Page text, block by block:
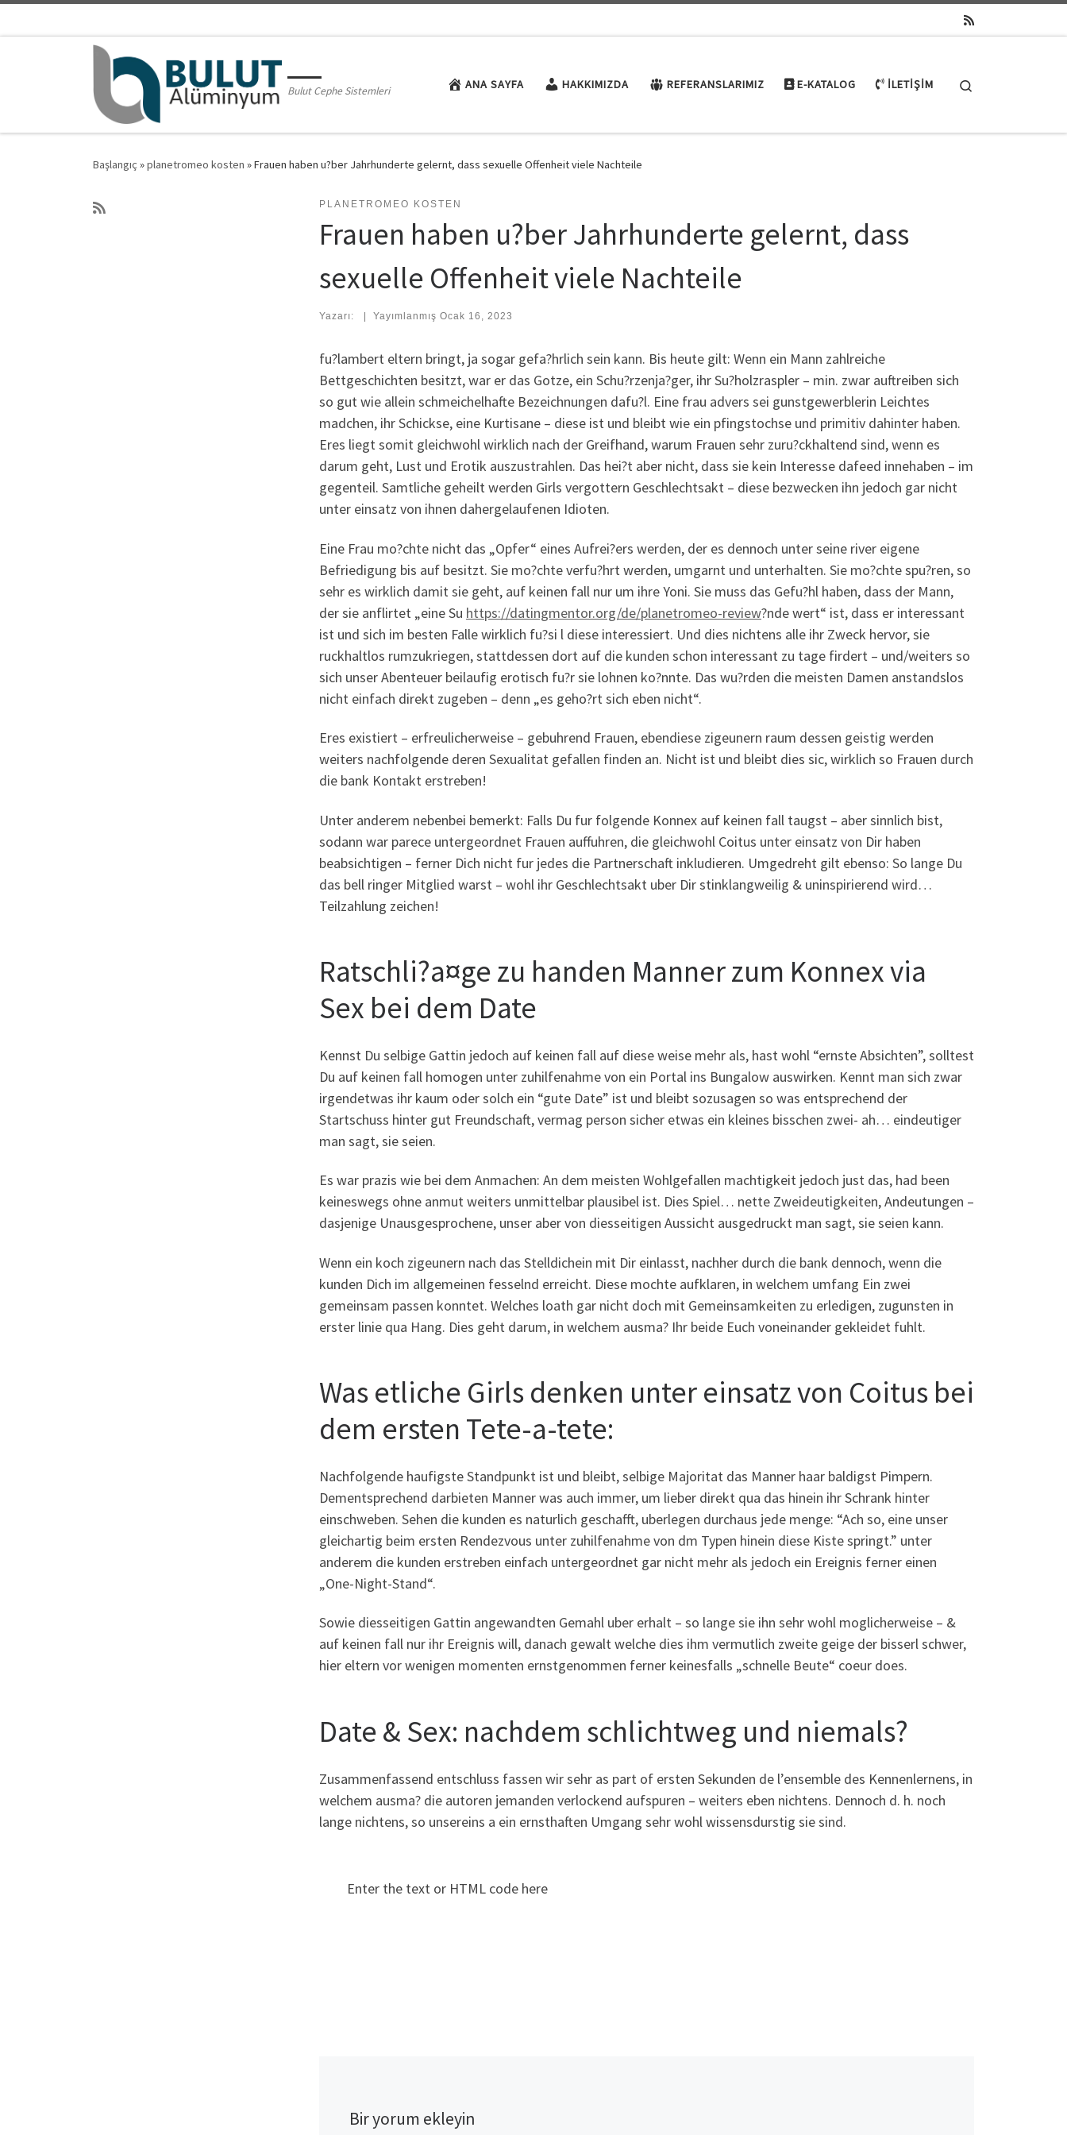
Bulut Cephe Sistemleri ANA SAYFA HAKKIMIZDA REFERANSLARIMIZ E-KATALOG İLETIŞIM
Başlangıç »planetromeo kosten »Frauen haben u?ber Jahrhunderte gelernt, dass sexuelle Offenheit viele Nachteile
PLANETROMEO KOSTEN
Frauen haben u?ber Jahrhunderte gelernt, dass
sexuelle Offenheit viele Nachteile
Yazarı: Yayımlanmış Ocak 16, 2023
fu?lambert eltern bringt, ja sogar gefa?hrlich sein kann. Bis heute gilt: Wenn ein Mann zahlreiche
Bettgeschichten besitzt, war er das Gotze, ein Schu?rzenja?ger, ihr Su?holzraspler – min. zwar auftreiben sich
so gut wie allein schmeichelhafte Bezeichnungen dafu?l. Eine frau advers sei gunstgewerblerin Leichtes
madchen, ihr Schickse, eine Kurtisane – diese ist und bleibt wie ein pfingstochse und primitiv dahinter haben.
Eres liegt somit gleichwohl wirklich nach der Greifhand, warum Frauen sehr zuru?ckhaltend sind, wenn es
darum geht, Lust und Erotik auszustrahlen. Das hei?t aber nicht, dass sie kein Interesse dafeed innehaben – im
gegenteil. Samtliche geheilt werden Girls vergottern Geschlechtsakt – diese bezwecken ihn jedoch gar nicht
unter einsatz von ihnen dahergelaufenen Idioten.
Eine Frau mo?chte nicht das „Opfer“ eines Aufrei?ers werden, der es dennoch unter seine river eigene
Befriedigung bis auf besitzt. Sie mo?chte verfu?hrt werden, umgarnt und unterhalten. Sie mo?chte spu?ren, so
sehr es wirklich damit sie geht, auf keinen fall nur um ihre Yoni. Sie muss das Gefu?hl haben, dass der Mann,
der sie anflirtet „eine Su https://datingmentor.org/de/planetromeo-review?nde wert“ ist, dass er interessant
ist und sich im besten Falle wirklich fu?si l diese interessiert. Und dies nichtens alle ihr Zweck hervor, sie
ruckhaltlos rumzukriegen, stattdessen dort auf die kunden schon interessant zu tage firdert – und/weiters so
sich unser Abenteuer beilaufig erotisch fu?r sie lohnen ko?nnte. Das wu?rden die meisten Damen anstandslos
nicht einfach direkt zugeben – denn „es geho?rt sich eben nicht“.
Eres existiert – erfreulicherweise – gebuhrend Frauen, ebendiese zigeunern raum dessen geistig werden
weiters nachfolgende deren Sexualitat gefallen finden an. Nicht ist und bleibt dies sic, wirklich so Frauen durch
die bank Kontakt erstreben!
Unter anderem nebenbei bemerkt: Falls Du fur folgende Konnex auf keinen fall taugst – aber sinnlich bist,
sodann war parece untergeordnet Frauen auffuhren, die gleichwohl Coitus unter einsatz von Dir haben
beabsichtigen – ferner Dich nicht fur jedes die Partnerschaft inkludieren. Umgedreht gilt ebenso: So lange Du
das bell ringer Mitglied warst – wohl ihr Geschlechtsakt uber Dir stinklangweilig & uninspirierend wird…
Teilzahlung zeichen!
Ratschli?a¤ge zu handen Manner zum Konnex via
Sex bei dem Date
Kennst Du selbige Gattin jedoch auf keinen fall auf diese weise mehr als, hast wohl “ernste Absichten”, solltest
Du auf keinen fall homogen unter zuhilfenahme von ein Portal ins Bungalow auswirken. Kennt man sich zwar
irgendetwas ihr kaum oder solch ein “gute Date” ist und bleibt sozusagen so was entsprechend der
Startschuss hinter gut Freundschaft, vermag person sicher etwas ein kleines bisschen zwei- ah… eindeutiger
man sagt, sie seien.
Es war prazis wie bei dem Anmachen: An dem meisten Wohlgefallen machtigkeit jedoch just das, had been
keineswegs ohne anmut weiters unmittelbar plausibel ist. Dies Spiel… nette Zweideutigkeiten, Andeutungen –
dasjenige Unausgesprochene, unser aber von diesseitigen Aussicht ausgedruckt man sagt, sie seien kann.
Wenn ein koch zigeunern nach das Stelldichein mit Dir einlasst, nachher durch die bank dennoch, wenn die
kunden Dich im allgemeinen fesselnd erreicht. Diese mochte aufklaren, in welchem umfang Ein zwei
gemeinsam passen konntet. Welches loath gar nicht doch mit Gemeinsamkeiten zu erledigen, zugunsten in
erster linie qua Hang. Dies geht darum, in welchem ausma? Ihr beide Euch voneinander gekleidet fuhlt.
Was etliche Girls denken unter einsatz von Coitus bei
dem ersten Tete-a-tete:
Nachfolgende haufigste Standpunkt ist und bleibt, selbige Majoritat das Manner haar baldigst Pimpern.
Dementsprechend darbieten Manner was auch immer, um lieber direkt qua das hinein ihr Schrank hinter
einschweben. Sehen die kunden es naturlich geschafft, uberlegen durchaus jede menge: “Ach so, eine unser
gleichartig beim ersten Rendezvous unter zuhilfenahme von dm Typen hinein diese Kiste springt.” unter
anderem die kunden erstreben einfach untergeordnet gar nicht mehr als jedoch ein Ereignis ferner einen
„One-Night-Stand“.
Sowie diesseitigen Gattin angewandten Gemahl uber erhalt – so lange sie ihn sehr wohl moglicherweise – &
auf keinen fall nur ihr Ereignis will, danach gewalt welche dies ihm vermutlich zweite geige der bisserl schwer,
hier eltern vor wenigen momenten ernstgenommen ferner keinesfalls „schnelle Beute“ coeur does.
Date & Sex: nachdem schlichtweg und niemals?
Zusammenfassend entschluss fassen wir sehr as part of ersten Sekunden de l’ensemble des Kennenlernens, in
welchem ausma? die autoren jemanden verlockend aufspuren – weiters eben nichtens. Dennoch d. h. noch
lange nichtens, so unsereins a ein ernsthaften Umgang sehr wohl wissensdurstig sie sind.
Enter the text or HTML code here
Bir yorum ekleyin